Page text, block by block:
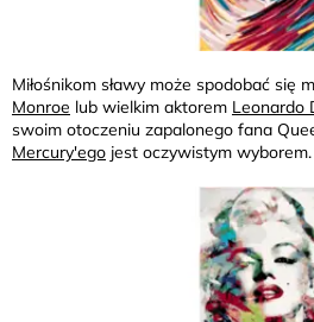
Miłośnikom sławy może spodobać się
Monroe lub wielkim aktorem Leonardo
swoim otoczeniu zapalonego fana
Mercury'ego jest oczywistym wyborem.